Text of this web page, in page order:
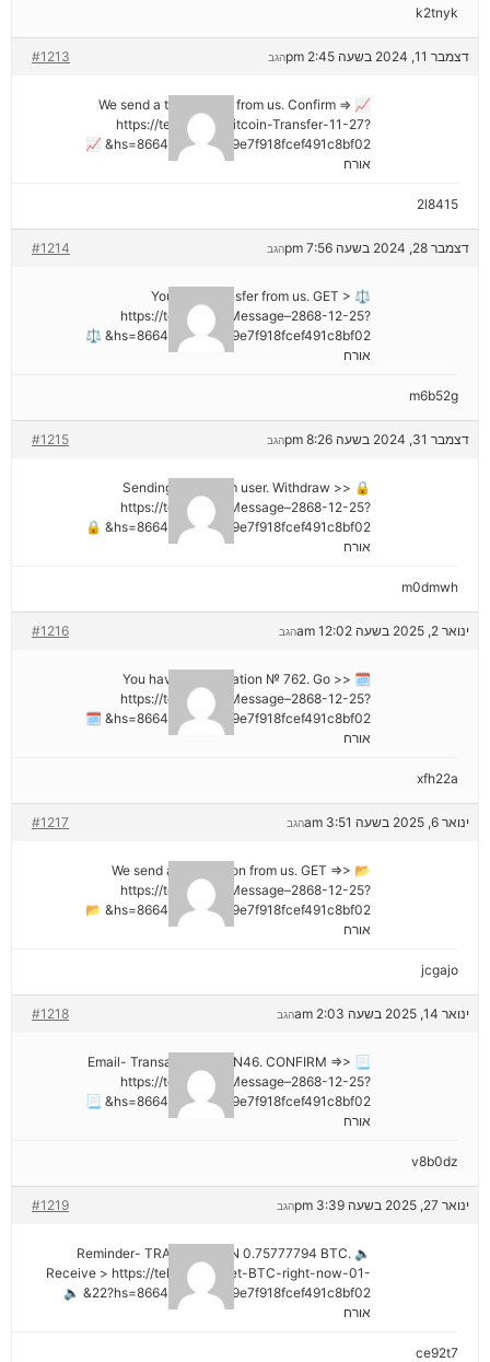
k2tnyk
דצמבר 11, 2024 בשעה 2:45 pm #1213 הגב
📈 We send a transaction from us. Confirm =>
https://telegra.ph/Bitcoin-Transfer-11-27?
hs=8664c520642b9e7f918fcef491c8bf02& 📈
אורח
2l8415
דצמבר 28, 2024 בשעה 7:56 pm #1214 הגב
⚖ You got a transfer from us. GET >
https://telegra.ph/Message–2868-12-25?
hs=8664c520642b9e7f918fcef491c8bf02& ⚖
אורח
m6b52g
דצמבר 31, 2024 בשעה 8:26 pm #1215 הגב
🔒 Sending a gift from user. Withdrаw >>
https://telegra.ph/Message–2868-12-25?
hs=8664c520642b9e7f918fcef491c8bf02& 🔒
אורח
m0dmwh
ינואר 2, 2025 בשעה 12:02 am #1216 הגב
🗓 You have a notification № 762. Go >>
https://telegra.ph/Message–2868-12-25?
hs=8664c520642b9e7f918fcef491c8bf02& 🗓
אורח
xfh22a
ינואר 6, 2025 בשעה 3:51 am #1217 הגב
📂 We send a transaction from us. GET =>>
https://telegra.ph/Message–2868-12-25?
hs=8664c520642b9e7f918fcef491c8bf02& 📂
אורח
jcgajo
ינואר 14, 2025 בשעה 2:03 am #1218 הגב
📃 Email- Transaction NoGN46. CONFIRM =>>
https://telegra.ph/Message–2868-12-25?
hs=8664c520642b9e7f918fcef491c8bf02& 📃
אורח
v8b0dz
ינואר 27, 2025 בשעה 3:39 pm #1219 הגב
🔈 Reminder- TRANSACTION 0.75777794 BTC.
Receive > https://telegra.ph/Get-BTC-right-now-01-
22?hs=8664c520642b9e7f918fcef491c8bf02& 🔈
אורח
ce92t7